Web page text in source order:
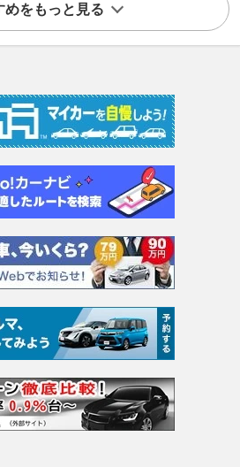
めをもっと見る